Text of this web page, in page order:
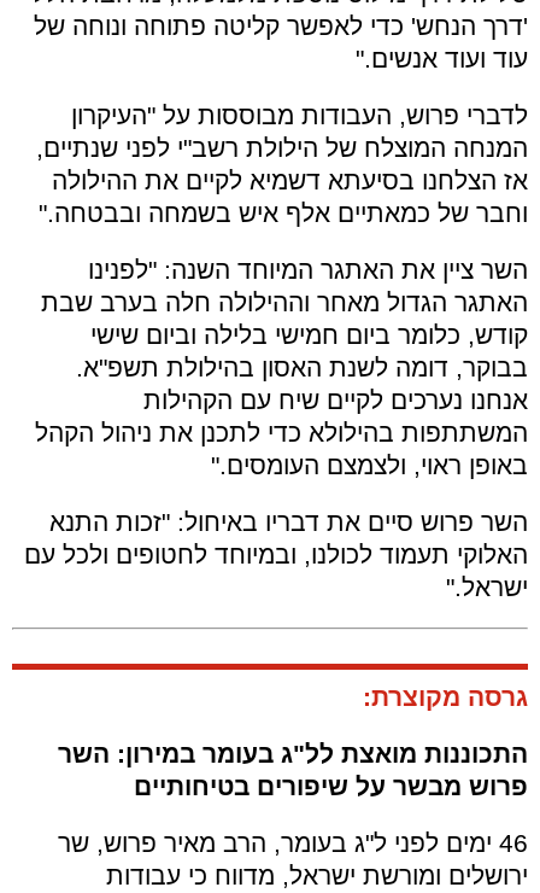
'דרך הנחש' כדי לאפשר קליטה פתוחה ונוחה של
עוד ועוד אנשים."
לדברי פרוש, העבודות מבוססות על "העיקרון
המנחה המוצלח של הילולת רשב"י לפני שנתיים,
אז הצלחנו בסיעתא דשמיא לקיים את ההילולה
וחבר של כמאתיים אלף איש בשמחה ובבטחה."
השר ציין את האתגר המיוחד השנה: "לפנינו
האתגר הגדול מאחר וההילולה חלה בערב שבת
קודש, כלומר ביום חמישי בלילה וביום שישי
בבוקר, דומה לשנת האסון בהילולת תשפ"א.
אנחנו נערכים לקיים שיח עם הקהילות
המשתתפות בהילולא כדי לתכנן את ניהול הקהל
באופן ראוי, ולצמצם העומסים."
השר פרוש סיים את דבריו באיחול: "זכות התנא
האלוקי תעמוד לכולנו, ובמיוחד לחטופים ולכל עם
ישראל."
גרסה מקוצרת:
התכוננות מואצת לל"ג בעומר במירון: השר
פרוש מבשר על שיפורים בטיחותיים
46 ימים לפני ל"ג בעומר, הרב מאיר פרוש, שר
ירושלים ומורשת ישראל, מדווח כי עבודות